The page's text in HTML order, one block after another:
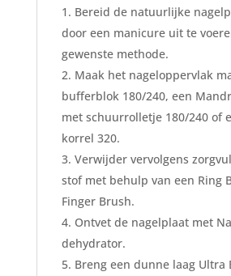
Bereid de natuurlijke
door een manicure uit te
gewenste methode.
Maak het nageloppervlak
bufferblok 180/240, een
met schuurrolletje 180/240 of
korrel 320.
Verwijder vervolgens
stof met behulp van een Ring
Finger Brush.
Ontvet de nagelplaat met
dehydrator.
Breng een dunne laag Ultra